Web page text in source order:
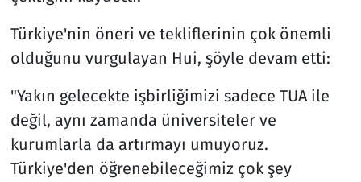
Türkiye'nin öneri ve tekliflerinin çok önemli
olduğunu vurgulayan Hui, şöyle devam etti:
"Yakın gelecekte işbirliğimizi sadece TUA ile
değil, aynı zamanda üniversiteler ve
kurumlarla da artırmayı umuyoruz.
Türkiye'den öğrenebileceğimiz çok şey